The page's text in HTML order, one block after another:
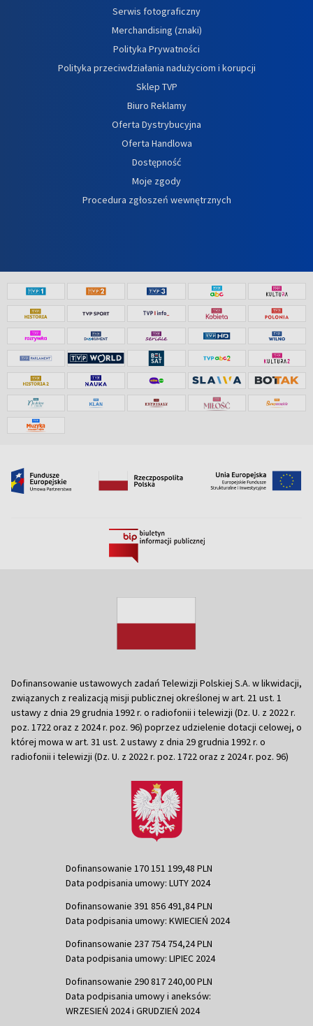
Serwis fotograficzny
Merchandising (znaki)
Polityka Prywatności
Polityka przeciwdziałania nadużyciom i korupcji
Sklep TVP
Biuro Reklamy
Oferta Dystrybucyjna
Oferta Handlowa
Dostępność
Moje zgody
Procedura zgłoszeń wewnętrznych
Dofinansowanie ustawowych zadań Telewizji Polskiej S.A. w likwidacji,
związanych z realizacją misji publicznej określonej w art. 21 ust. 1
ustawy z dnia 29 grudnia 1992 r. o radiofonii i telewizji (Dz. U. z 2022 r.
poz. 1722 oraz z 2024 r. poz. 96) poprzez udzielenie dotacji celowej, o
której mowa w art. 31 ust. 2 ustawy z dnia 29 grudnia 1992 r. o
radiofonii i telewizji (Dz. U. z 2022 r. poz. 1722 oraz z 2024 r. poz. 96)
Dofinansowanie 170 151 199,48 PLN
Data podpisania umowy: LUTY 2024
Dofinansowanie 391 856 491,84 PLN
Data podpisania umowy: KWIECIEŃ 2024
Dofinansowanie 237 754 754,24 PLN
Data podpisania umowy: LIPIEC 2024
Dofinansowanie 290 817 240,00 PLN
Data podpisania umowy i aneksów:
WRZESIEŃ 2024 i GRUDZIEŃ 2024